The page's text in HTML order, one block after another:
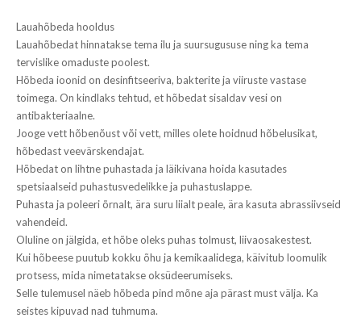
Lauahõbeda hooldus
Lauahõbedat hinnatakse tema ilu ja suursugususe ning ka tema
tervislike omaduste poolest.
Hõbeda ioonid on desinfitseeriva, bakterite ja viiruste vastase
toimega. On kindlaks tehtud, et hõbedat sisaldav vesi on
antibakteriaalne.
Jooge vett hõbenõust või vett, milles olete hoidnud hõbelusikat,
hõbedast veevärskendajat.
Hõbedat on lihtne puhastada ja läikivana hoida kasutades
spetsiaalseid puhastusvedelikke ja puhastuslappe.
Puhasta ja poleeri õrnalt, ära suru liialt peale, ära kasuta abrassiivseid
vahendeid.
Oluline on jälgida, et hõbe oleks puhas tolmust, liivaosakestest.
Kui hõbeese puutub kokku õhu ja kemikaalidega, käivitub loomulik
protsess, mida nimetatakse oksüdeerumiseks.
Selle tulemusel näeb hõbeda pind mõne aja pärast must välja. Ka
seistes kipuvad nad tuhmuma.